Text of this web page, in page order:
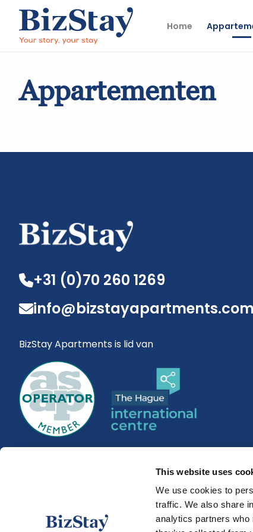
This website uses
We use cookies to
traffic. We also share
analytics partners who
Home
Appartementen
+31 (0)70 260 1269
info@bizstayapartments.com
BizStay Apartments is lid van